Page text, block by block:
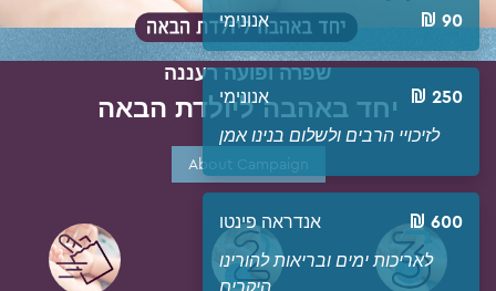
אנונימי 90
אנונימי 250
לזיכויי הרבים ולשלום בנינו אמן
אנדראה פינטו 600
לאריכות ימים ובריאות להורינו
שפרה ופועה רעננה
יחד באהבה ליולדת הבאה
About Campaign